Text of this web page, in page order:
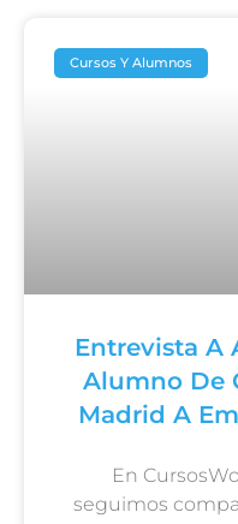
Cursos Y Alumnos
Entrevista A
Alumno De
Madrid A
En
seguimos